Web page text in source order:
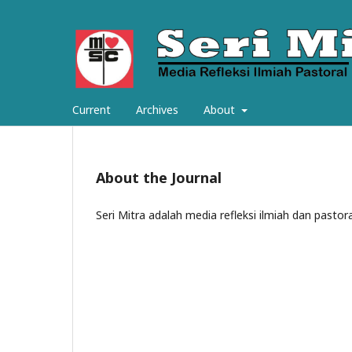
Current Archives About
About the Journal
Seri Mitra adalah media refleksi ilmiah dan